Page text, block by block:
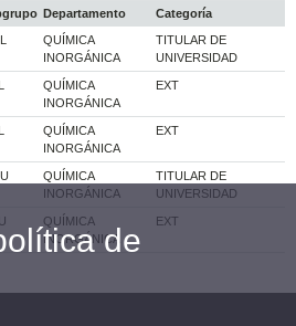
Departamento
Categoría
QUÍMICA
INORGÁNICA
TITULAR DE
UNIVERSIDAD
QUÍMICA
INORGÁNICA
EXT
QUÍMICA
INORGÁNICA
EXT
QUÍMICA
INORGÁNICA
TITULAR DE
UNIVERSIDAD
QUÍMICA
INORGÁNICA
EXT
de